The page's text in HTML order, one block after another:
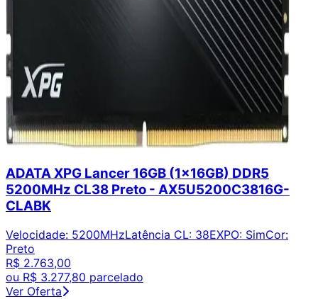
ADATA XPG Lancer 16GB (1x16GB) DDR5
5200MHz CL38 Preto - AX5U5200C3816G-
CLABK
Velocidade: 5200MHzLatência CL: 38EXPO: SimCor:
Preto
R$ 2.763,00
ou R$ 3.277,80 parcelado
Ver Oferta